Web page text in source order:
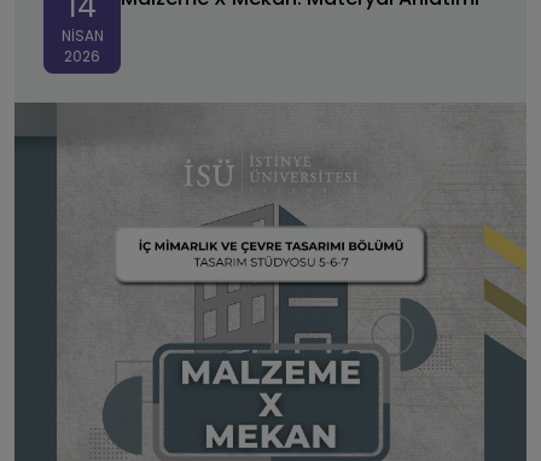
NISAN
2026